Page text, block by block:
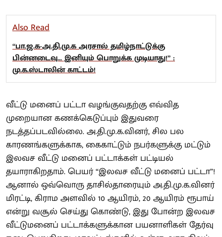
Also Read
“பா.ஜ.க-அ.தி.மு.க அரசால் தமிழ்நாட்டுக்கு
பின்னடைவு... இனியும் பொறுக்க முடியாது!” :
மு.க.ஸ்டாலின் காட்டம்!
வீட்டு மனைப் பட்டா வழங்குவதற்கு எவ்வித
முறையான கணக்கெடுப்பும் இதுவரை
நடத்தப்படவில்லை. அ.தி.மு.க.வினர், சில பல
காரணங்களுக்காக, கைகாட்டும் நபர்களுக்கு மட்டும்
இலவச வீட்டு மனைப் பட்டாக்கள் பட்டியல்
தயாராகிறதாம். பெயர் “இலவச வீட்டு மனைப் பட்டா”!
ஆனால் ஒவ்வொரு தாசில்தாரையும் அ.தி.மு.க.வினர்
மிரட்டி, கிராம அளவில் 10 ஆயிரம், 20 ஆயிரம் ரூபாய்
என்று வசூல் செய்து கொண்டு, இது போன்ற இலவச
வீட்டுமனைப் பட்டாக்களுக்கான பயனாளிகள் தேர்வு